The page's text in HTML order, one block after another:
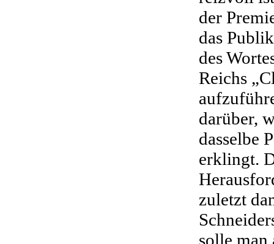
der
das
des
Reichs
darüber,
dasselbe
erklingt.
zuletzt
solle man